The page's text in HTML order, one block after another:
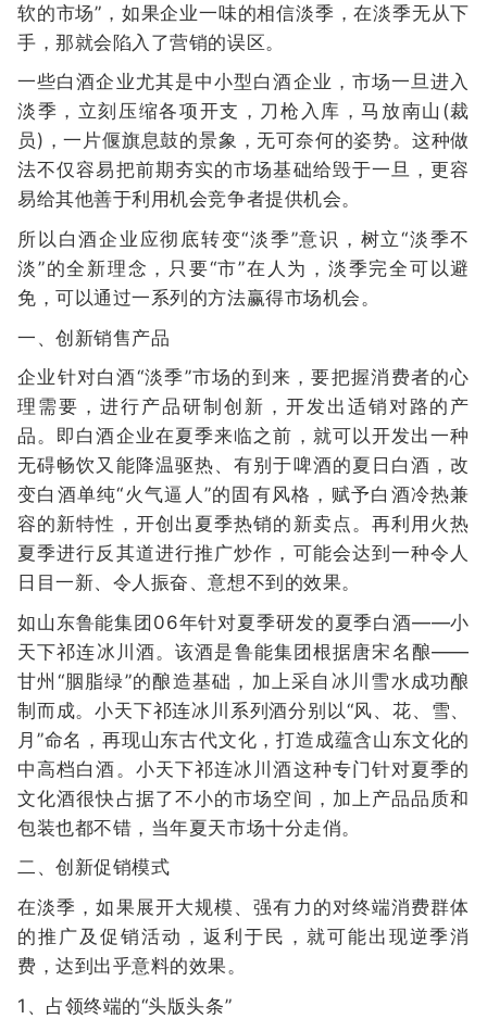
软的市场”，如果企业一味的相信淡季，在淡季无从下
手，那就会陷入了营销的误区。
一些白酒企业尤其是中小型白酒企业，市场一旦进入
淡季，立刻压缩各项开支，刀枪入库，马放南山(裁
员)，一片偃旗息鼓的景象，无可奈何的姿势。这种做
法不仅容易把前期夯实的市场基础给毁于一旦，更容
易给其他善于利用机会竞争者提供机会。
所以白酒企业应彻底转变“淡季”意识，树立“淡季不
淡”的全新理念，只要“市”在人为，淡季完全可以避
免，可以通过一系列的方法赢得市场机会。
一、创新销售产品
企业针对白酒“淡季”市场的到来，要把握消费者的心
理需要，进行产品研制创新，开发出适销对路的产
品。即白酒企业在夏季来临之前，就可以开发出一种
无碍畅饮又能降温驱热、有别于啤酒的夏日白酒，改
变白酒单纯“火气逼人”的固有风格，赋予白酒冷热兼
容的新特性，开创出夏季热销的新卖点。再利用火热
夏季进行反其道进行推广炒作，可能会达到一种令人
日目一新、令人振奋、意想不到的效果。
如山东鲁能集团06年针对夏季研发的夏季白酒——小
天下祁连冰川酒。该酒是鲁能集团根据唐宋名酿——
甘州“胭脂绿”的酿造基础，加上采自冰川雪水成功酿
制而成。小天下祁连冰川系列酒分别以“风、花、雪、
月”命名，再现山东古代文化，打造成蕴含山东文化的
中高档白酒。小天下祁连冰川酒这种专门针对夏季的
文化酒很快占据了不小的市场空间，加上产品品质和
包装也都不错，当年夏天市场十分走俏。
二、创新促销模式
在淡季，如果展开大规模、强有力的对终端消费群体
的推广及促销活动，返利于民，就可能出现逆季消
费，达到出乎意料的效果。
1、占领终端的“头版头条”